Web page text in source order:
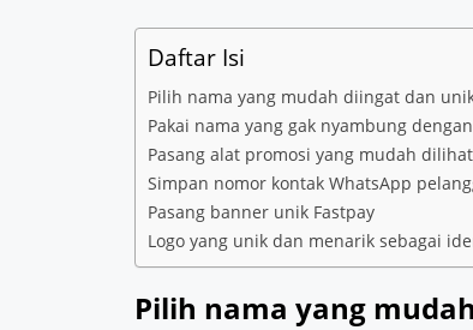
Daftar Isi
Pilih nama yang mudah diingat dan
Pakai nama yang gak nyambung
Pasang alat promosi yang mudah dilihat
Simpan nomor kontak WhatsApp
Pasang banner unik Fastpay
Logo yang unik dan menarik sebagai
Pilih nama yang